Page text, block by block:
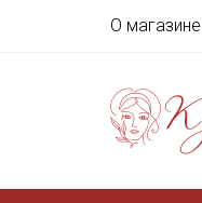
О магазине